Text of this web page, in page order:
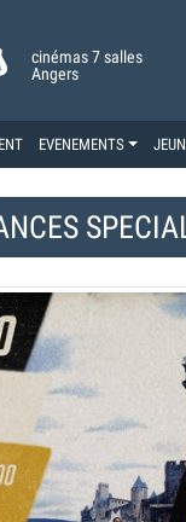
cinémas 7 salles
Angers
EVENEMENTS